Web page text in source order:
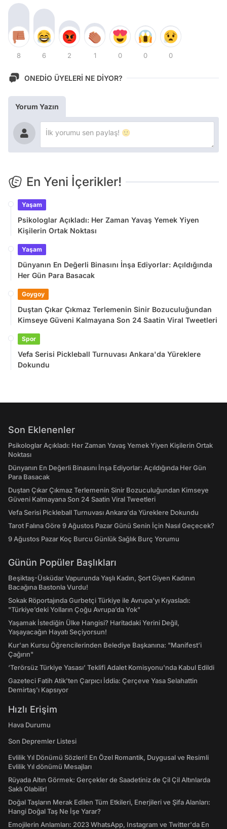
8 6 2 1 0 0 0
ONEDİO ÜYELERİ NE DİYOR?
Yorum Yazın
En Yeni İçerikler!
Yaşam
Psikologlar Açıkladı: Her Zaman Yavaş Yemek Yiyen
Kişilerin Ortak Noktası
Yaşam
Dünyanın En Değerli Binasını İnşa Ediyorlar: Açıldığında
Her Gün Para Basacak
Goygoy
Duştan Çıkar Çıkmaz Terlemenin Sinir Bozuculuğundan
Kimseye Güveni Kalmayana Son 24 Saatin Viral Tweetleri
Spor
Vefa Serisi Pickleball Turnuvası Ankara'da Yüreklere
Dokundu
Son Eklenenler
Psikologlar Açıkladı: Her Zaman Yavaş Yemek Yiyen Kişilerin Ortak
Noktası
Dünyanın En Değerli Binasını İnşa Ediyorlar: Açıldığında Her Gün
Para Basacak
Duştan Çıkar Çıkmaz Terlemenin Sinir Bozuculuğundan Kimseye
Güveni Kalmayana Son 24 Saatin Viral Tweetleri
Vefa Serisi Pickleball Turnuvası Ankara'da Yüreklere Dokundu
Tarot Falına Göre 9 Ağustos Pazar Günü Senin İçin Nasıl Geçecek?
9 Ağustos Pazar Koç Burcu Günlük Sağlık Burç Yorumu
Günün Popüler Başlıkları
Beşiktaş-Üsküdar Vapurunda Yaşlı Kadın, Şort Giyen Kadının
Bacağına Bastonla Vurdu!
Sokak Röportajında Gurbetçi Türkiye ile Avrupa'yı Kıyasladı:
"Türkiye’deki Yolların Çoğu Avrupa’da Yok"
Yaşamak İstediğin Ülke Hangisi? Haritadaki Yerini Değil,
Yaşayacağın Hayatı Seçiyorsun!
Kur'an Kursu Öğrencilerinden Belediye Başkanına: "Manifest’i
Çağırın"
‘Terörsüz Türkiye Yasası’ Teklifi Adalet Komisyonu'nda Kabul Edildi
Gazeteci Fatih Atik'ten Çarpıcı İddia: Çerçeve Yasa Selahattin
Demirtaş'ı Kapsıyor
Hızlı Erişim
Hava Durumu
Son Depremler Listesi
Evlilik Yıl Dönümü Sözleri! En Özel Romantik, Duygusal ve Resimli
Evlilik Yıl dönümü Mesajları
Rüyada Altın Görmek: Gerçekler de Saadetiniz de Çil Çil Altınlarda
Saklı Olabilir!
Doğal Taşların Merak Edilen Tüm Etkileri, Enerjileri ve Şifa Alanları:
Hangi Doğal Taş Ne İşe Yarar?
Emojilerin Anlamları: 2023 WhatsApp, Instagram ve Twitter'da En